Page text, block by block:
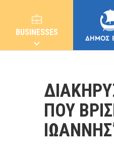
BUSINESSES
MUNICIPALITY
ΠΟΥ